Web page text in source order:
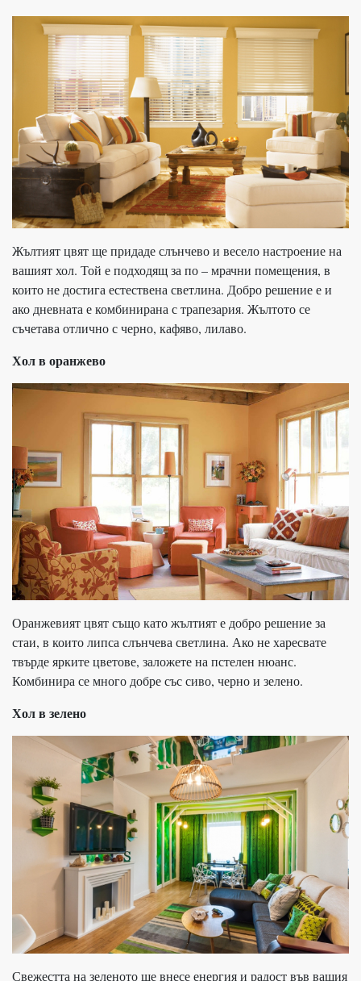
Жълтият цвят ще придаде слънчево и весело настроение на
вашият хол. Той е подходящ за по – мрачни помещения, в
които не достига естествена светлина. Добро решение е и
ако дневната е комбинирана с трапезария. Жълтото се
съчетава отлично с черно, кафяво, лилаво.
Хол в оранжево
Оранжевият цвят също като жълтият е добро решение за
стаи, в които липса слънчева светлина. Ако не харесвате
твърде ярките цветове, заложете на пстелен нюанс.
Комбинира се много добре със сиво, черно и зелено.
Хол в зелено
Свежестта на зеленото ще внесе енергия и радост във вашия